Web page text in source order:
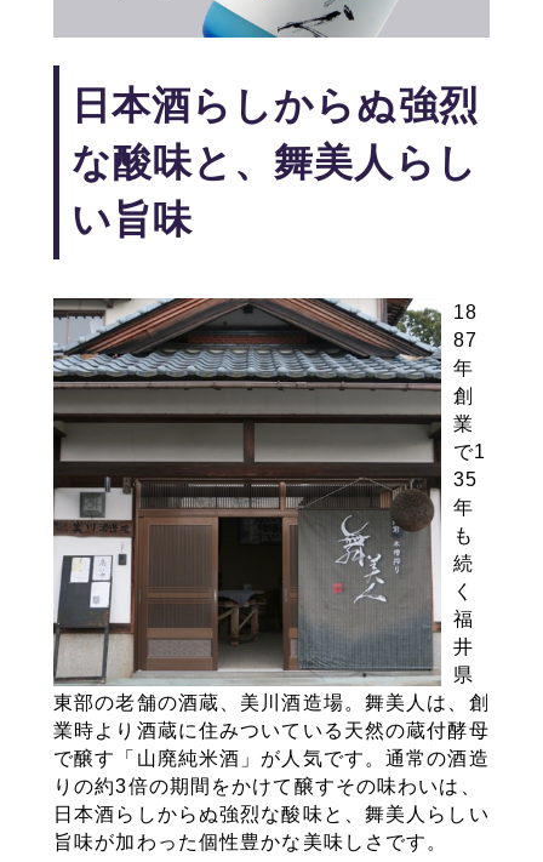
日本酒らしからぬ強烈
な酸味と、舞美人らし
い旨味
18
87
年
創
業
で1
35
年
も
続
く
福
井
県
東部の老舗の酒蔵、美川酒造場。舞美人は、創
業時より酒蔵に住みついている天然の蔵付酵母
で醸す「山廃純米酒」が人気です。通常の酒造
りの約3倍の期間をかけて醸すその味わいは、
日本酒らしからぬ強烈な酸味と、舞美人らしい
旨味が加わった個性豊かな美味しさです。